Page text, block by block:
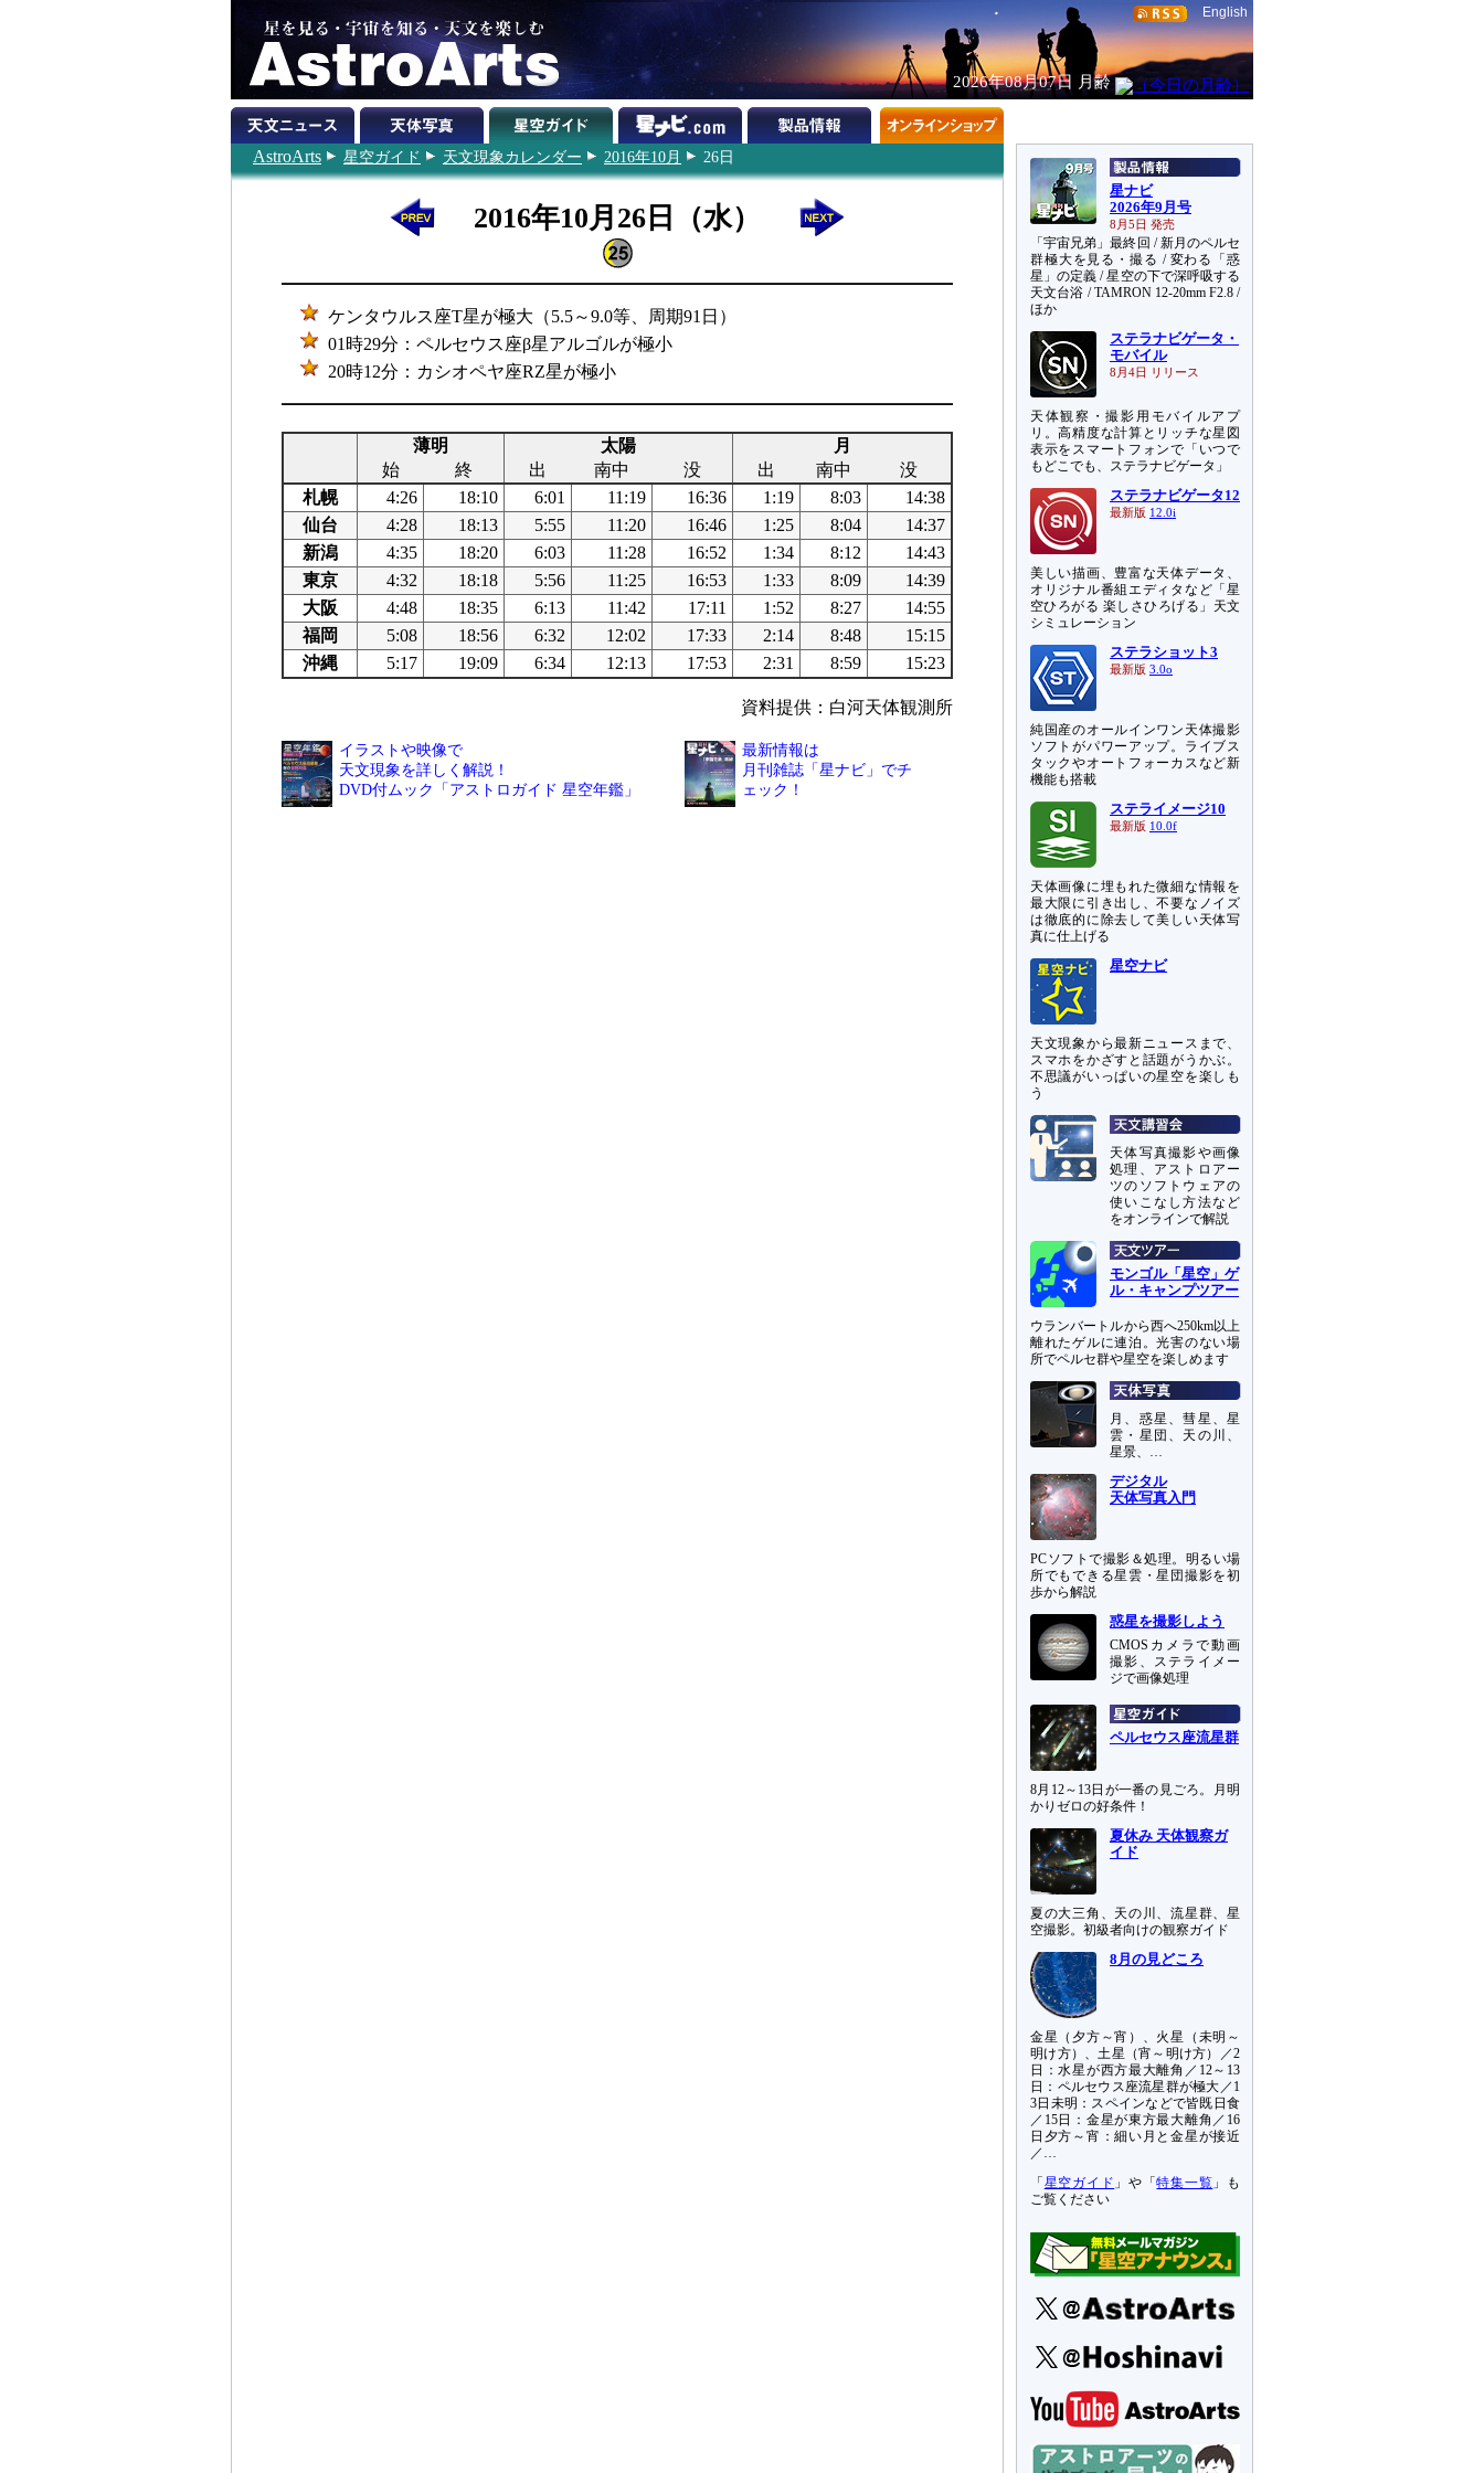
English
2026年08月07日 月齢
AstroArts 星空ガイド 天文現象カレンダー 2016年10月 26日
2016年10月26日（水）
ケンタウルス座T星が極大（5.5～9.0等、周期91日）
01時29分：ペルセウス座β星アルゴルが極小
20時12分：カシオペヤ座RZ星が極小
薄明 太陽
月
始
終 出 南中 没 出 南中
没
札幌
4:26 18:10 6:01 11:19 16:36 1:19 8:03
14:38
仙台
4:28 18:13 5:55 11:20 16:46 1:25 8:04
14:37
新潟
4:35 18:20 6:03 11:28 16:52 1:34 8:12
14:43
東京
4:32 18:18 5:56 11:25 16:53 1:33 8:09
14:39
大阪
4:48 18:35 6:13 11:42 17:11 1:52 8:27
14:55
福岡
5:08 18:56 6:32 12:02 17:33 2:14 8:48
15:15
沖縄
5:17 19:09 6:34 12:13 17:53 2:31 8:59 15:23
資料提供：白河天体観測所
イラストや映像で
天文現象を詳しく解説！
DVD付ムック「アストロガイド 星空年鑑」
最新情報は
月刊雑誌「星ナビ」でチ
ェック！
星ナビ
2026年9月号
8月5日 発売
「宇宙兄弟」最終回 / 新月のペルセ
群極大を見る・撮る / 変わる「惑
星」の定義 / 星空の下で深呼吸する
天文台浴 / TAMRON 12-20mm F2.8 /
ほか
ステラナビゲータ・
モバイル
8月4日 リリース
天体観察・撮影用モバイルアプ
リ。高精度な計算とリッチな星図
表示をスマートフォンで「いつで
もどこでも、ステラナビゲータ」
ステラナビゲータ12
最新版 12.0i
美しい描画、豊富な天体データ、
オリジナル番組エディタなど「星
空ひろがる 楽しさひろげる」天文
シミュレーション
ステラショット3
最新版 3.0o
純国産のオールインワン天体撮影
ソフトがパワーアップ。ライブス
タックやオートフォーカスなど新
機能も搭載
ステライメージ10
最新版 10.0f
天体画像に埋もれた微細な情報を
最大限に引き出し、不要なノイズ
は徹底的に除去して美しい天体写
真に仕上げる
星空ナビ
天文現象から最新ニュースまで、
スマホをかざすと話題がうかぶ。
不思議がいっぱいの星空を楽しも
う
天体写真撮影や画像
処理、アストロアー
ツのソフトウェアの
使いこなし方法など
をオンラインで解説
モンゴル「星空」ゲ
ル・キャンプツアー
ウランバートルから西へ250km以上
離れたゲルに連泊。光害のない場
所でペルセ群や星空を楽しめます
月、惑星、彗星、星
雲・星団、天の川、
星景、…
デジタル
天体写真入門
PCソフトで撮影＆処理。明るい場
所でもできる星雲・星団撮影を初
歩から解説
惑星を撮影しよう
CMOSカメラで動画
撮影、ステライメー
ジで画像処理
ペルセウス座流星群
8月12～13日が一番の見ごろ。月明
かりゼロの好条件！
夏休み 天体観察ガ
イド
夏の大三角、天の川、流星群、星
空撮影。初級者向けの観察ガイド
8月の見どころ
金星（夕方～宵）、火星（未明～
明け方）、土星（宵～明け方）／2
日：水星が西方最大離角／12～13
日：ペルセウス座流星群が極大／1
3日未明：スペインなどで皆既日食
／15日：金星が東方最大離角／16
日夕方～宵：細い月と金星が接近
／…
「 星空ガイド 」や「特集一覧 」も
ご覧ください